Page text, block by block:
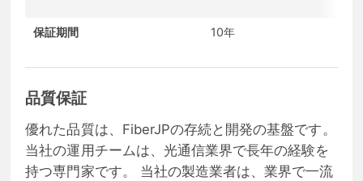
保証期間 10年
品質保証
優れた品質は、FiberJPの存続と開発の基盤です。
当社の運用チームは、光通信業界で長年の経験を
持つ専門家です。 当社の製造業者は、業界で一流